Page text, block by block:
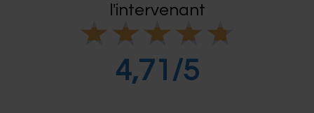
l'intervenant
★★★★★
4,71/5